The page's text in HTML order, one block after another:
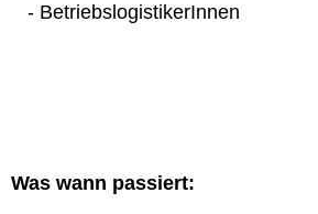
- BetriebslogistikerInnen
Was wann passiert: